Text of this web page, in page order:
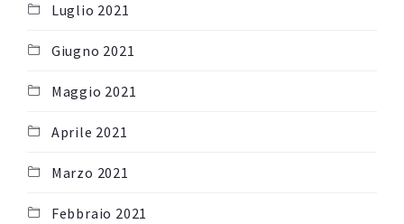
Luglio 2021
Giugno 2021
Maggio 2021
Aprile 2021
Marzo 2021
Febbraio 2021